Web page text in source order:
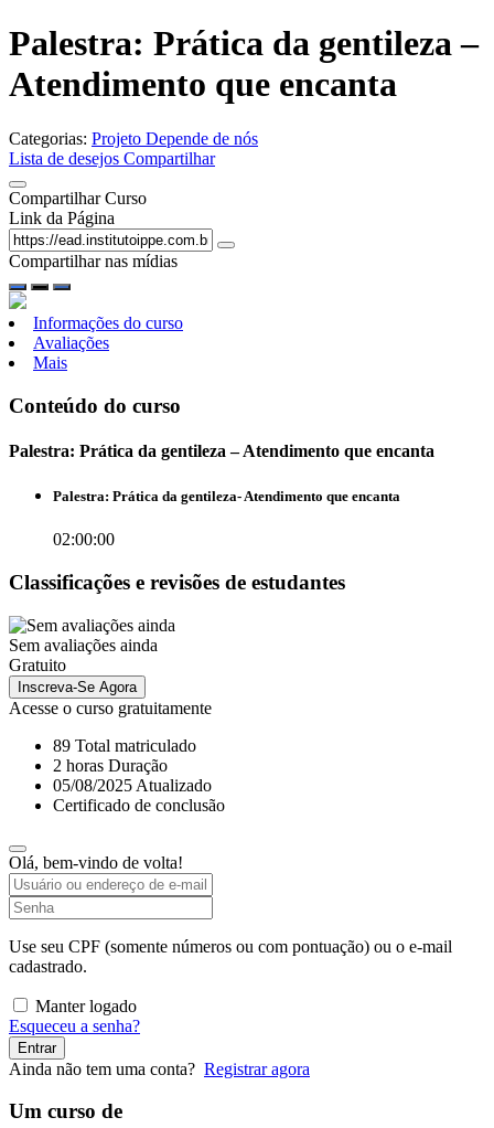
Palestra: Prática da gentileza –
Atendimento que encanta
Categorias: Projeto Depende de nós
Lista de desejos Compartilhar
Compartilhar Curso
Link da Página
Compartilhar nas mídias
Informações do curso
Avaliações
Mais
Conteúdo do curso
Palestra: Prática da gentileza – Atendimento que encanta
Palestra: Prática da gentileza- Atendimento que encanta
02:00:00
Classificações e revisões de estudantes
Sem avaliações ainda
Gratuito
Inscreva-Se Agora
Acesse o curso gratuitamente
89 Total matriculado
2 horas Duração
05/08/2025 Atualizado
Certificado de conclusão
Olá, bem-vindo de volta!
Use seu CPF (somente números ou com pontuação) ou o e-mail
cadastrado.
Manter logado
Esqueceu a senha?
Entrar
Ainda não tem uma conta? Registrar agora
Um curso de